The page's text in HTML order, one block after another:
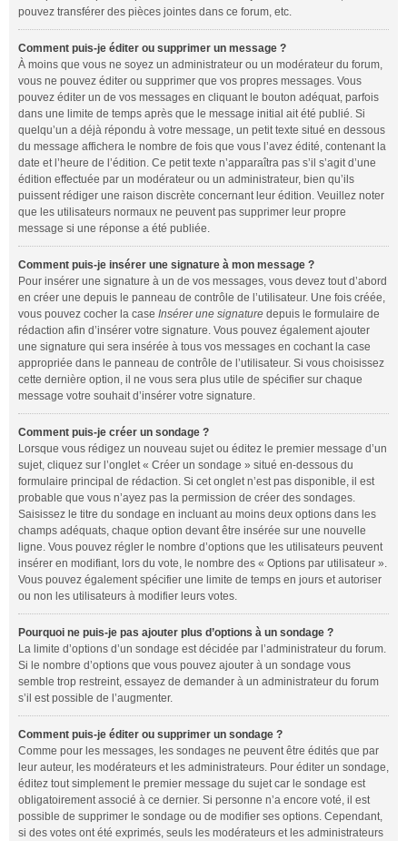
pouvez transférer des pièces jointes dans ce forum, etc.
Comment puis-je éditer ou supprimer un message ?
À moins que vous ne soyez un administrateur ou un modérateur du forum,
vous ne pouvez éditer ou supprimer que vos propres messages. Vous
pouvez éditer un de vos messages en cliquant le bouton adéquat, parfois
dans une limite de temps après que le message initial ait été publié. Si
quelqu’un a déjà répondu à votre message, un petit texte situé en dessous
du message affichera le nombre de fois que vous l’avez édité, contenant la
date et l’heure de l’édition. Ce petit texte n’apparaîtra pas s’il s’agit d’une
édition effectuée par un modérateur ou un administrateur, bien qu’ils
puissent rédiger une raison discrète concernant leur édition. Veuillez noter
que les utilisateurs normaux ne peuvent pas supprimer leur propre
message si une réponse a été publiée.
Comment puis-je insérer une signature à mon message ?
Pour insérer une signature à un de vos messages, vous devez tout d’abord
en créer une depuis le panneau de contrôle de l’utilisateur. Une fois créée,
vous pouvez cocher la case Insérer une signature depuis le formulaire de
rédaction afin d’insérer votre signature. Vous pouvez également ajouter
une signature qui sera insérée à tous vos messages en cochant la case
appropriée dans le panneau de contrôle de l’utilisateur. Si vous choisissez
cette dernière option, il ne vous sera plus utile de spécifier sur chaque
message votre souhait d’insérer votre signature.
Comment puis-je créer un sondage ?
Lorsque vous rédigez un nouveau sujet ou éditez le premier message d’un
sujet, cliquez sur l’onglet « Créer un sondage » situé en-dessous du
formulaire principal de rédaction. Si cet onglet n’est pas disponible, il est
probable que vous n’ayez pas la permission de créer des sondages.
Saisissez le titre du sondage en incluant au moins deux options dans les
champs adéquats, chaque option devant être insérée sur une nouvelle
ligne. Vous pouvez régler le nombre d’options que les utilisateurs peuvent
insérer en modifiant, lors du vote, le nombre des « Options par utilisateur ».
Vous pouvez également spécifier une limite de temps en jours et autoriser
ou non les utilisateurs à modifier leurs votes.
Pourquoi ne puis-je pas ajouter plus d’options à un sondage ?
La limite d’options d’un sondage est décidée par l’administrateur du forum.
Si le nombre d’options que vous pouvez ajouter à un sondage vous
semble trop restreint, essayez de demander à un administrateur du forum
s’il est possible de l’augmenter.
Comment puis-je éditer ou supprimer un sondage ?
Comme pour les messages, les sondages ne peuvent être édités que par
leur auteur, les modérateurs et les administrateurs. Pour éditer un sondage,
éditez tout simplement le premier message du sujet car le sondage est
obligatoirement associé à ce dernier. Si personne n’a encore voté, il est
possible de supprimer le sondage ou de modifier ses options. Cependant,
si des votes ont été exprimés, seuls les modérateurs et les administrateurs